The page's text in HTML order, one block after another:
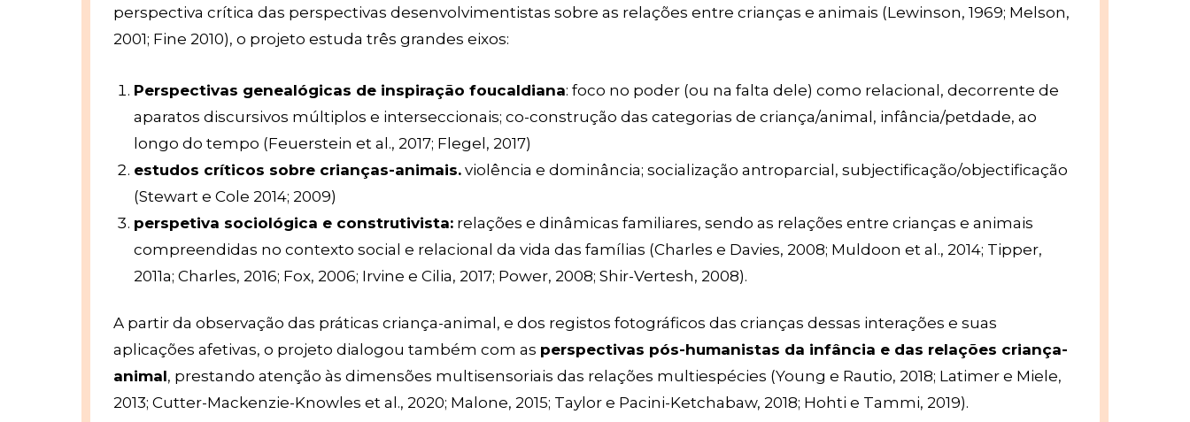
perspectiva crítica das perspectivas desenvolvimentistas sobre as relações entre crianças e animais (Lewinson, 1969; Melson,
2001; Fine 2010), o projeto estuda três grandes eixos:
Perspectivas genealógicas de inspiração foucaldiana: foco no poder (ou na falta dele) como relacional, decorrente de
aparatos discursivos múltiplos e interseccionais; co-construção das categorias de criança/animal, infância/petdade, ao
longo do tempo (Feuerstein et al., 2017; Flegel, 2017)
estudos críticos sobre crianças-animais. violência e dominância; socialização antroparcial, subjectificação/objectificação
(Stewart e Cole 2014; 2009)
perspetiva sociológica e construtivista: relações e dinâmicas familiares, sendo as relações entre crianças e animais
compreendidas no contexto social e relacional da vida das famílias (Charles e Davies, 2008; Muldoon et al., 2014; Tipper,
2011a; Charles, 2016; Fox, 2006; Irvine e Cilia, 2017; Power, 2008; Shir-Vertesh, 2008).
A partir da observação das práticas criança-animal, e dos registos fotográficos das crianças dessas interações e suas
aplicações afetivas, o projeto dialogou também com as perspectivas pós-humanistas da infância e das relações criança-
animal, prestando atenção às dimensões multisensoriais das relações multiespécies (Young e Rautio, 2018; Latimer e Miele,
2013; Cutter-Mackenzie-Knowles et al., 2020; Malone, 2015; Taylor e Pacini-Ketchabaw, 2018; Hohti e Tammi, 2019).